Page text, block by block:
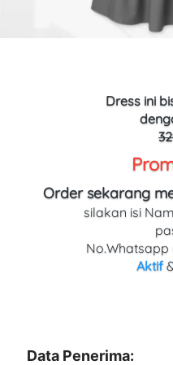
Dress ini
Order sekarang
silakan isi
Aktif
Data Penerima: